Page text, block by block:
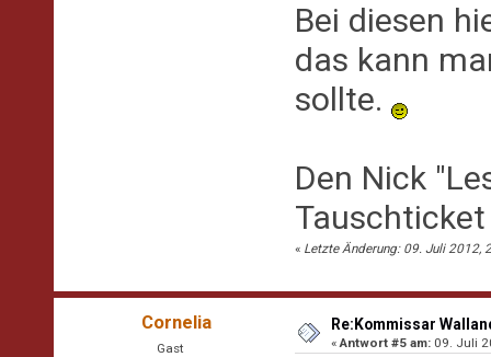
Bei diesen
das kann
sollte.
Den Nick
« Letzte Änderung: 09. Juli 2012,
Cornelia
Gast
Re:Kommissar
«Antwort #5 am: 09. Juli